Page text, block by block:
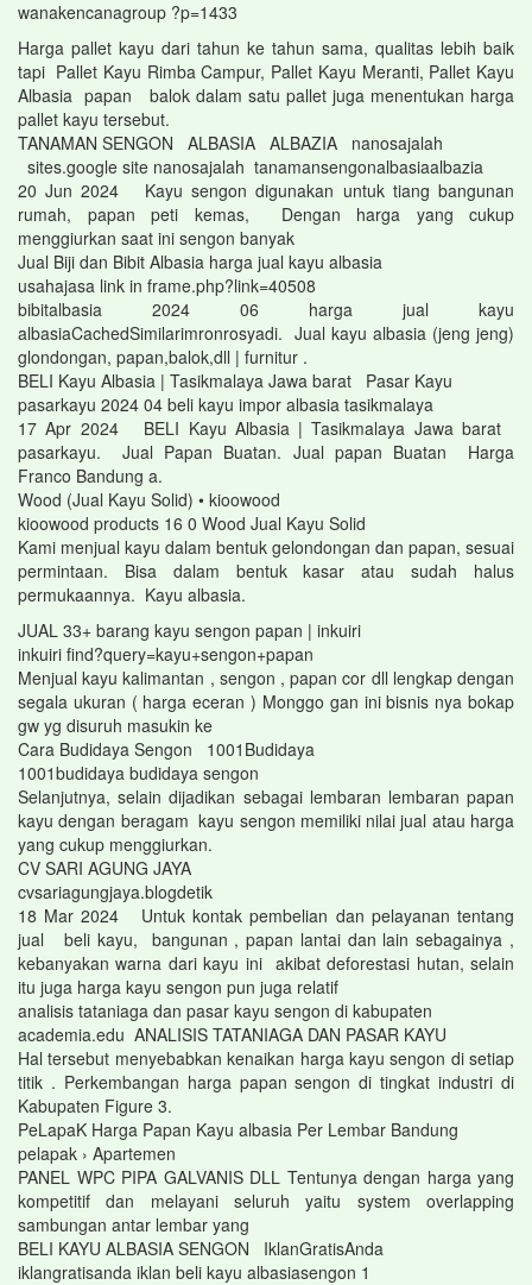
wanakencanagroup ?p=1433
Harga pallet kayu dari tahun ke tahun sama, qualitas lebih baik
tapi Pallet Kayu Rimba Campur, Pallet Kayu Meranti, Pallet Kayu
Albasia papan balok dalam satu pallet juga menentukan harga
pallet kayu tersebut.
TANAMAN SENGON ALBASIA ALBAZIA nanosajalah
sites.google site nanosajalah tanamansengonalbasiaalbazia
20 Jun 2024 Kayu sengon digunakan untuk tiang bangunan
rumah, papan peti kemas, Dengan harga yang cukup
menggiurkan saat ini sengon banyak
Jual Biji dan Bibit Albasia harga jual kayu albasia
usahajasa link in frame.php?link=40508
bibitalbasia 2024 06 harga jual kayu
albasia‎CachedSimilarimronrosyadi. Jual kayu albasia (jeng jeng)
glondongan, papan,balok,dll | furnitur .
BELI Kayu Albasia | Tasikmalaya Jawa barat Pasar Kayu
pasarkayu 2024 04 beli kayu impor albasia tasikmalaya
17 Apr 2024 BELI Kayu Albasia | Tasikmalaya Jawa barat
pasarkayu. Jual Papan Buatan. Jual papan Buatan Harga
Franco Bandung a.
Wood (Jual Kayu Solid) • kioowood
kioowood products 16 0 Wood Jual Kayu Solid
Kami menjual kayu dalam bentuk gelondongan dan papan, sesuai
permintaan. Bisa dalam bentuk kasar atau sudah halus
permukaannya. Kayu albasia.
JUAL 33+ barang kayu sengon papan | inkuiri
inkuiri find?query=kayu+sengon+papan
Menjual kayu kalimantan , sengon , papan cor dll lengkap dengan
segala ukuran ( harga eceran ) Monggo gan ini bisnis nya bokap
gw yg disuruh masukin ke
Cara Budidaya Sengon 1001Budidaya
1001budidaya budidaya sengon
Selanjutnya, selain dijadikan sebagai lembaran lembaran papan
kayu dengan beragam kayu sengon memiliki nilai jual atau harga
yang cukup menggiurkan.
CV SARI AGUNG JAYA
cvsariagungjaya.blogdetik
18 Mar 2024 Untuk kontak pembelian dan pelayanan tentang
jual beli kayu, bangunan , papan lantai dan lain sebagainya ,
kebanyakan warna dari kayu ini akibat deforestasi hutan, selain
itu juga harga kayu sengon pun juga relatif
analisis tataniaga dan pasar kayu sengon di kabupaten
academia.edu ANALISIS TATANIAGA DAN PASAR KAYU
Hal tersebut menyebabkan kenaikan harga kayu sengon di setiap
titik . Perkembangan harga papan sengon di tingkat industri di
Kabupaten Figure 3.
PeLapaK Harga Papan Kayu albasia Per Lembar Bandung
pelapak › Apartemen
PANEL WPC PIPA GALVANIS DLL Tentunya dengan harga yang
kompetitif dan melayani seluruh yaitu system overlapping
sambungan antar lembar yang
BELI KAYU ALBASIA SENGON IklanGratisAnda
iklangratisanda iklan beli kayu albasiasengon 1